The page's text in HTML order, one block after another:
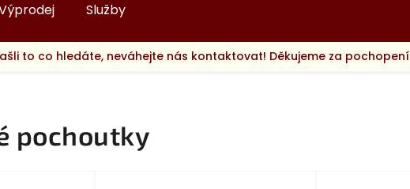
Služby
to co hledáte, neváhejte nás kontaktovat! Děkujeme za pochopení
pochoutky